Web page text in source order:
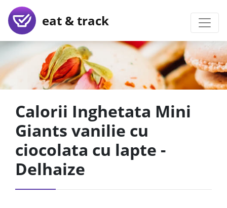
eat & track
Calorii Inghetata Mini
Giants vanilie cu
ciocolata cu lapte -
Delhaize